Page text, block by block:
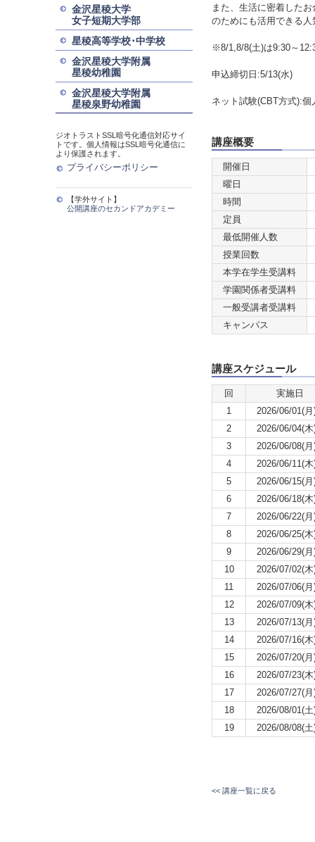
また、生活に密着した
のためにも活用できる
※8/1,8/8(土)は9:30～
申込締切日:5/13(水)
ネット試験(CBT方式):個
講座概要
開催日
曜日
時間
定員
最低開催人数
授業回数
本学在学生受講料
学園関係者受講料
一般受講者受講料
キャンパス
講座スケジュール
回
実施日
1
2026/06/01(月
2
2026/06/04(木
3
2026/06/08(月
4
2026/06/11(木
5
2026/06/15(月
6
2026/06/18(木
7
2026/06/22(月
8
2026/06/25(木
9
2026/06/29(月
10
2026/07/02(木
11
2026/07/06(月
12
2026/07/09(木
13
2026/07/13(月
14
2026/07/16(木
15
2026/07/20(月
16
2026/07/23(木
17
2026/07/27(月
18
2026/08/01(土
19
2026/08/08(土
<< 講座一覧に戻る
金沢星稜大学
女子短期大学部
星稜高等学校･中学校
金沢星稜大学附属
星稜幼稚園
金沢星稜大学附属
星稜泉野幼稚園
ジオトラストSSL暗号化通信対応サイ
トです。個人情報はSSL暗号化通信に
より保護されます。
プライバシーポリシー
【学外サイト】
公開講座のセカンドアカデミー